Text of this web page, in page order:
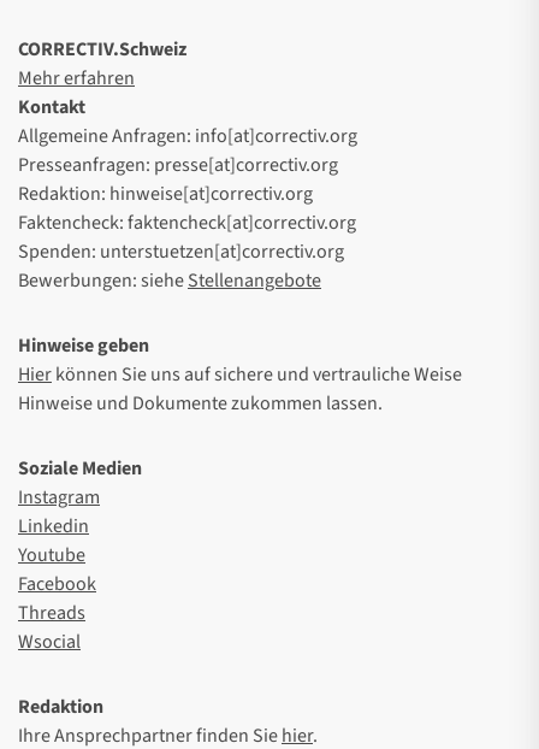
CORRECTIV.Schweiz
Mehr erfahren
Kontakt
Allgemeine Anfragen: info[at]correctiv.org
Presseanfragen: presse[at]correctiv.org
Redaktion: hinweise[at]correctiv.org
Faktencheck: faktencheck[at]correctiv.org
Spenden: unterstuetzen[at]correctiv.org
Bewerbungen: sieheStellenangebote
Hinweise geben
Hierkönnen Sie uns auf sichere und vertrauliche Weise
Hinweise und Dokumente zukommen lassen.
Soziale Medien
Instagram
Linkedin
Youtube
Facebook
Threads
Wsocial
Redaktion
Ihre Ansprechpartner finden Siehier.